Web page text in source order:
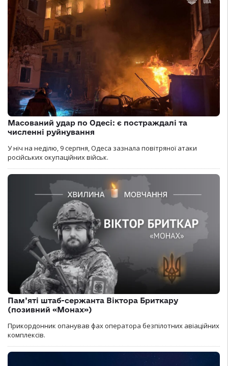
Масований удар по Одесі: є постраждалі та
численні руйнування
У ніч на неділю, 9 серпня, Одеса зазнала повітряної атаки
російських окупаційних військ.
Пам’яті штаб-сержанта Віктора Бриткару
(позивний «Монах»)
Прикордонник опанував фах оператора безпілотних авіаційних
комплексів.